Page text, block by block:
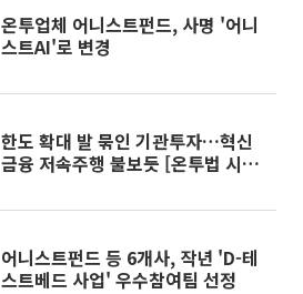
온투업체 어니스트펀드, 사명 '어니
스트AI'로 변경
한도 확대 발 묶인 기관투자…혁신
금융 저속주행 불보듯 [온투법 시행
어니스트펀드 등 6개사, 작년 'D-테
스트베드 사업' 우수참여팀 선정